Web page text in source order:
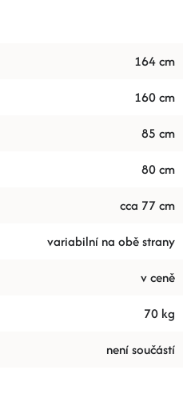
164 cm
160 cm
85 cm
80 cm
cca 77 cm
variabilní na obě strany
v ceně
70 kg
není součástí